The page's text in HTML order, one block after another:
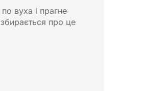
вуха і прагне
про це